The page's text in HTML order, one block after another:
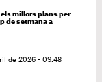
millors plans per
de setmana a
de 2026 - 09:48